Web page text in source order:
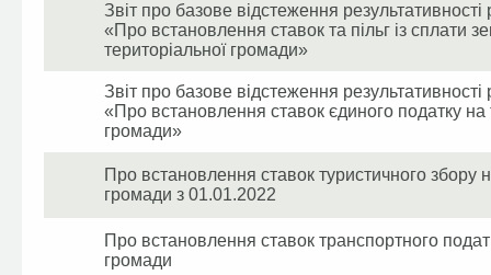
Звіт про базове відстеження
«Про встановлення ставок та пільг із сплати
територіальної громади»
Звіт про базове відстеження
«Про встановлення ставок єдиного податку на
громади»
Про встановлення ставок туристичного збору
громади з 01.01.2022
Про встановлення ставок транспортного
громади